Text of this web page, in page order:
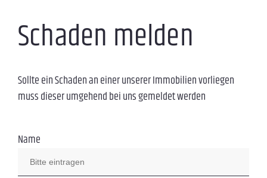
Schaden melden
Sollte ein Schaden an einer unserer Immobilien vorliegen
muss dieser umgehend bei uns gemeldet werden
Name